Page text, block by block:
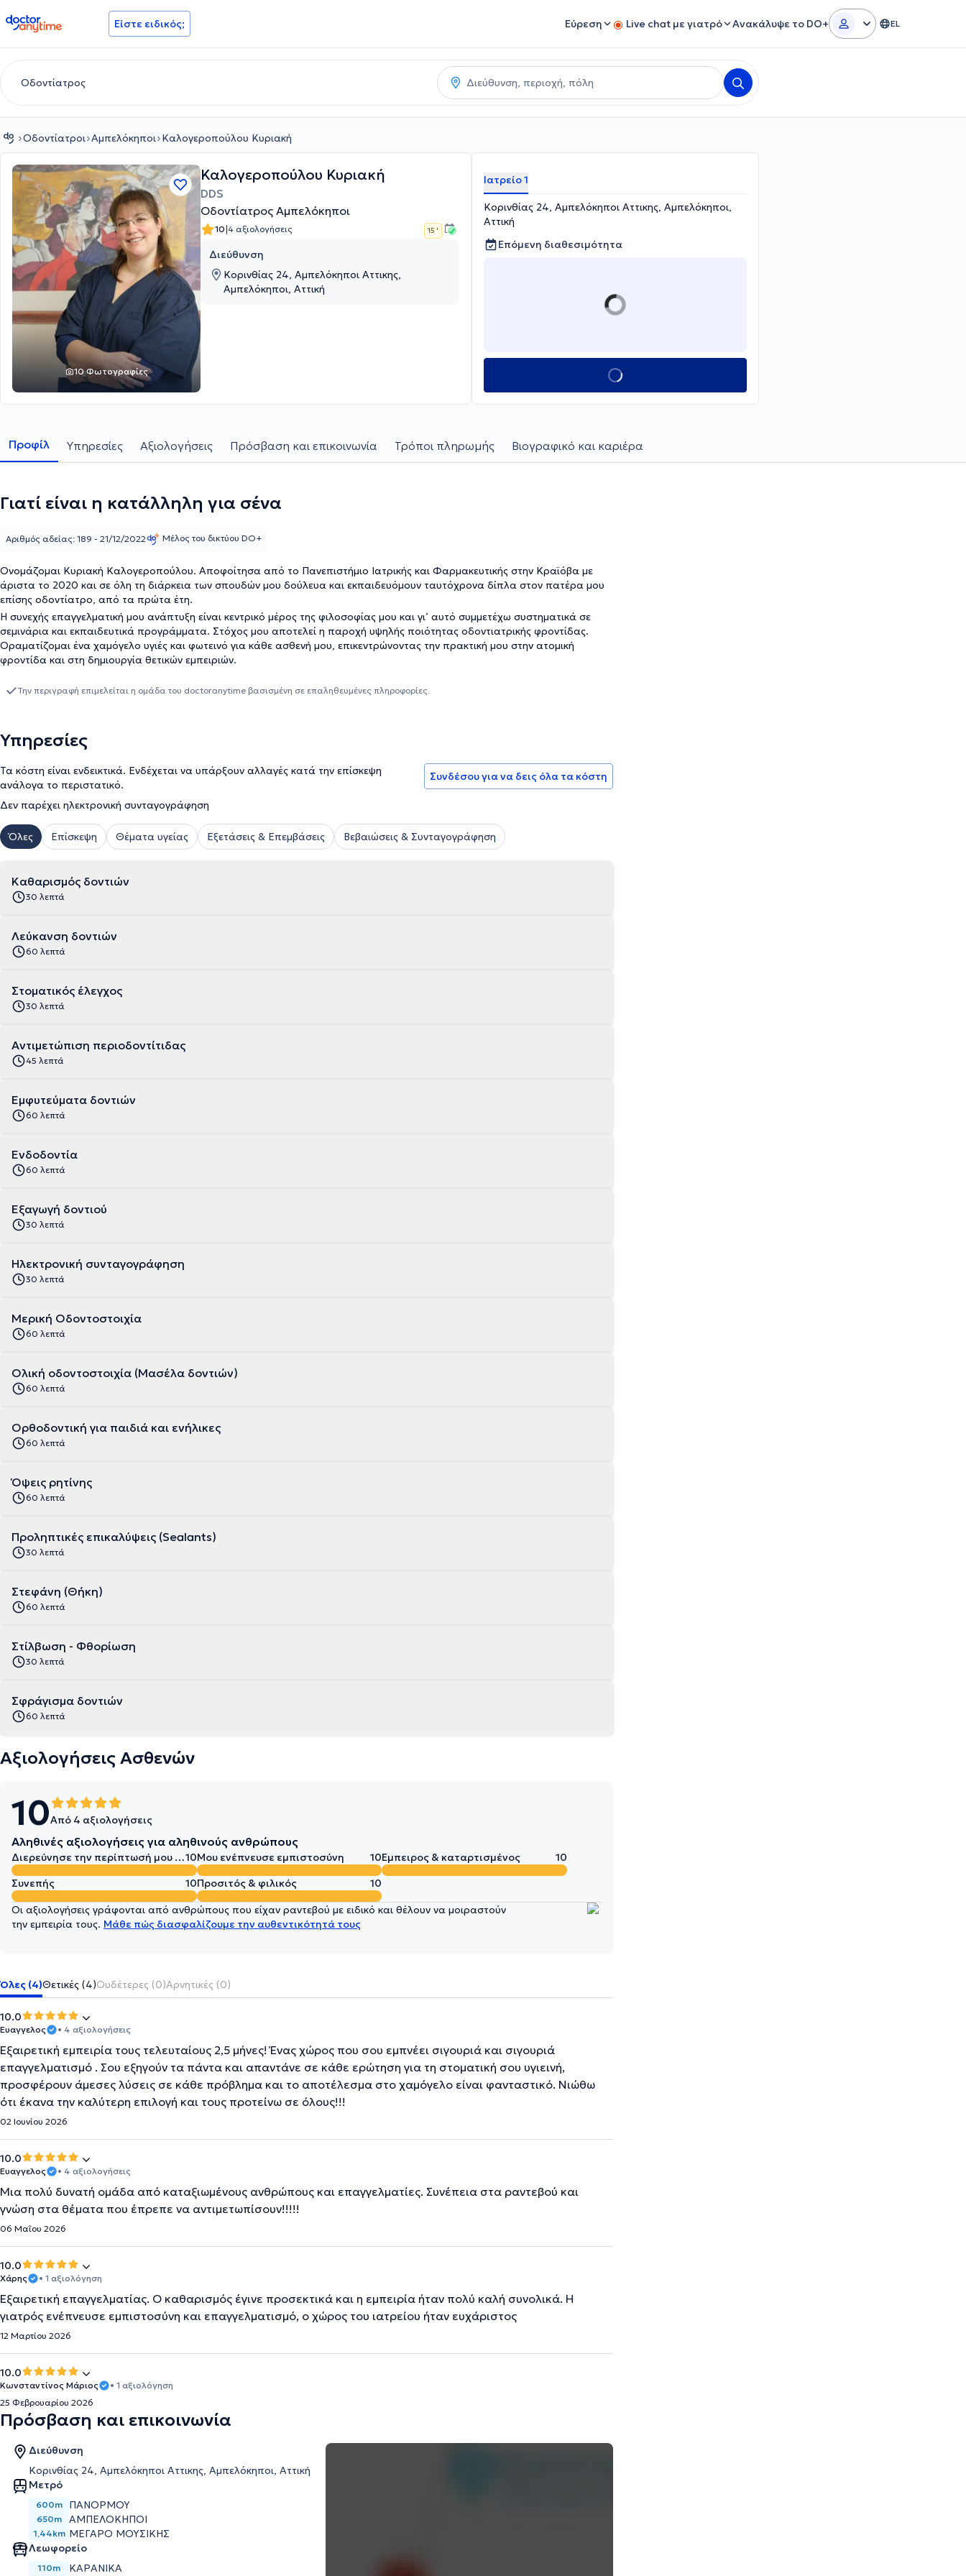
doctoranytime Είστε ειδικός; Εύρεση Live chat με γιατρό Ανακάλυψε το DO+ EL
Οδοντίατροι Αμπελόκηποι Καλογεροπούλου Κυριακή
10 Φωτογραφίες
Καλογεροπούλου Κυριακή
DDS
Οδοντίατρος Αμπελόκηποι
10|4 αξιολογήσεις 15 '
Διεύθυνση
Κορινθίας 24, Αμπελόκηποι Αττικης,
Αμπελόκηποι, Αττική
Ιατρείο 1
Κορινθίας 24, Αμπελόκηποι Αττικης, Αμπελόκηποι,
Αττική
Επόμενη διαθεσιμότητα
Προφίλ Υπηρεσίες Αξιολογήσεις Πρόσβαση και επικοινωνία Τρόποι πληρωμής Βιογραφικό και καριέρα
Γιατί είναι η κατάλληλη για σένα
Ονομάζομαι Κυριακή Καλογεροπούλου. Αποφοίτησα από το Πανεπιστήμιο Ιατρικής και Φαρμακευτικής στην Κραϊόβα με
άριστα το 2020 και σε όλη τη διάρκεια των σπουδών μου δούλευα και εκπαιδευόμουν ταυτόχρονα δίπλα στον πατέρα μου
επίσης οδοντίατρο, από τα πρώτα έτη.
Η συνεχής επαγγελματική μου ανάπτυξη είναι κεντρικό μέρος της φιλοσοφίας μου και γι’ αυτό συμμετέχω συστηματικά σε
σεμινάρια και εκπαιδευτικά προγράμματα. Στόχος μου αποτελεί η παροχή υψηλής ποιότητας οδοντιατρικής φροντίδας.
Οραματίζομαι ένα χαμόγελο υγιές και φωτεινό για κάθε ασθενή μου, επικεντρώνοντας την πρακτική μου στην ατομική
φροντίδα και στη δημιουργία θετικών εμπειριών.
Αριθμός αδείας: 189 - 21/12/2022 Μέλος του δικτύου DO+
Την περιγραφή επιμελείται η ομάδα του doctoranytime βασισμένη σε επαληθευμένες πληροφορίες.
Υπηρεσίες
Τα κόστη είναι ενδεικτικά. Ενδέχεται να υπάρξουν αλλαγές κατά την επίσκεψη
ανάλογα το περιστατικό.
Δεν παρέχει ηλεκτρονική συνταγογράφηση
Συνδέσου για να δεις όλα τα κόστη
Όλες Επίσκεψη Θέματα υγείας Εξετάσεις & Επεμβάσεις Βεβαιώσεις & Συνταγογράφηση
Καθαρισμός δοντιών
30 λεπτά
Λεύκανση δοντιών
60 λεπτά
Στοματικός έλεγχος
30 λεπτά
Αντιμετώπιση περιοδοντίτιδας
45 λεπτά
Εμφυτεύματα δοντιών
60 λεπτά
Ενδοδοντία
60 λεπτά
Εξαγωγή δοντιού
30 λεπτά
Ηλεκτρονική συνταγογράφηση
30 λεπτά
Μερική Οδοντοστοιχία
60 λεπτά
Ολική οδοντοστοιχία (Μασέλα δοντιών)
60 λεπτά
Ορθοδοντική για παιδιά και ενήλικες
60 λεπτά
Όψεις ρητίνης
60 λεπτά
Προληπτικές επικαλύψεις (Sealants)
30 λεπτά
Στεφάνη (Θήκη)
60 λεπτά
Στίλβωση - Φθορίωση
30 λεπτά
Σφράγισμα δοντιών
60 λεπτά
Αξιολογήσεις Ασθενών
10Από 4 αξιολογήσεις
Αληθινές αξιολογήσεις για αληθινούς ανθρώπους
Διερεύνησε την περίπτωσή μου σε βάθος10Μου ενέπνευσε εμπιστοσύνη 10Έμπειρος & καταρτισμένος
10
Συνεπής
10Προσιτός & φιλικός 10
Οι αξιολογήσεις γράφονται από ανθρώπους που είχαν ραντεβού με ειδικό και θέλουν να μοιραστούν
την εμπειρία τους. Μάθε πώς διασφαλίζουμε την αυθεντικότητά τους
Όλες (4)Θετικές (4)Ουδέτερες (0)Αρνητικές (0)
10.0
Ευαγγελος • 4 αξιολογήσεις
Εξαιρετική εμπειρία τους τελευταίους 2,5 μήνες! Ένας χώρος που σου εμπνέει σιγουριά και σιγουριά
επαγγελματισμό . Σου εξηγούν τα πάντα και απαντάνε σε κάθε ερώτηση για τη στοματική σου υγιεινή,
προσφέρουν άμεσες λύσεις σε κάθε πρόβλημα και το αποτέλεσμα στο χαμόγελο είναι φανταστικό. Νιώθω
ότι έκανα την καλύτερη επιλογή και τους προτείνω σε όλους!!!
02 Ιουνίου 2026
10.0
Ευαγγελος • 4 αξιολογήσεις
Μια πολύ δυνατή ομάδα από καταξιωμένους ανθρώπους και επαγγελματίες. Συνέπεια στα ραντεβού και
γνώση στα θέματα που έπρεπε να αντιμετωπίσουν!!!!!
06 Μαΐου 2026
10.0
Χάρης • 1 αξιολόγηση
Εξαιρετική επαγγελματίας. Ο καθαρισμός έγινε προσεκτικά και η εμπειρία ήταν πολύ καλή συνολικά. Η
γιατρός ενέπνευσε εμπιστοσύνη και επαγγελματισμό, ο χώρος του ιατρείου ήταν ευχάριστος
12 Μαρτίου 2026
10.0
Κωνσταντίνος Μάριος
• 1 αξιολόγηση
25 Φεβρουαρίου 2026
Πρόσβαση και επικοινωνία
Διεύθυνση
Κορινθίας 24, Αμπελόκηποι Αττικης, Αμπελόκηποι, Αττική
Μετρό
600m ΠΑΝΌΡΜΟΥ
650m ΑΜΠΕΛΌΚΗΠΟΙ
1,44km ΜΈΓΑΡΟ ΜΟΥΣΙΚΉΣ
Λεωφορείο
110m ΚΑΡΑΝΙΚΑ